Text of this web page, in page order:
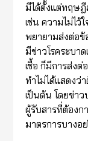
มีได้ตั้งแต่ทฤษฎี
เช่น ความไม่ไว้
พยายามส่งต่อข้
มีข่าวโรคระบา
เชื้อ ก็มีการส่ง
ทำไม่ได้แสดงว่
เป็นต้น โดยข่า
ผู้รับสารที่ต้องก
มาตรการบางอ